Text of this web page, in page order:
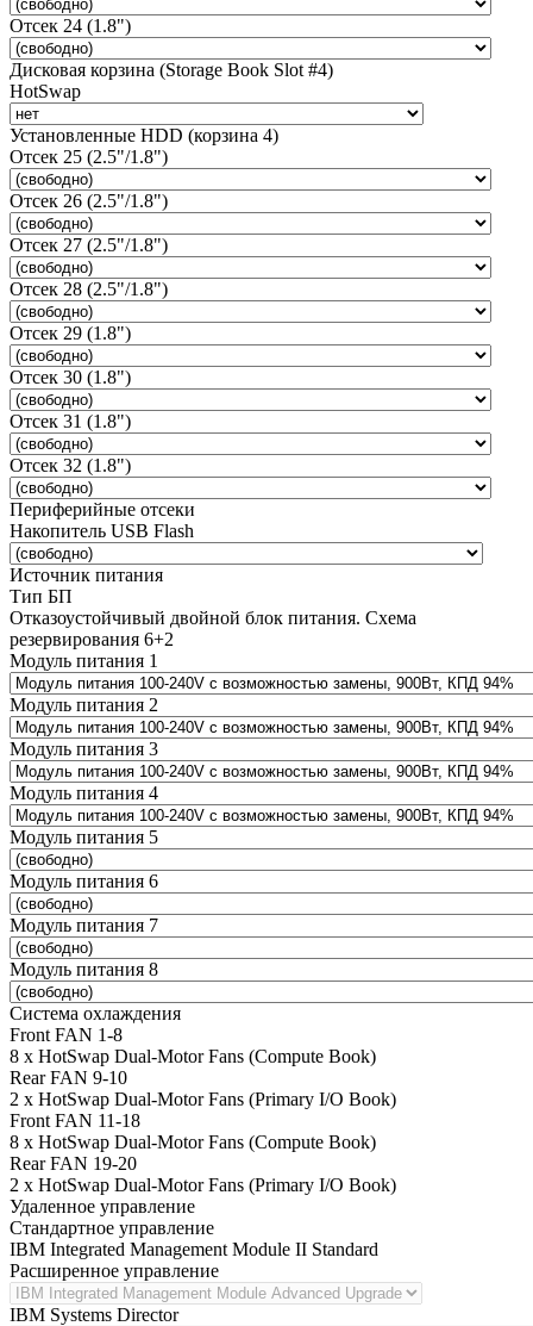
Отсек 24 (1.8")
Дисковая корзина (Storage Book Slot #4)
HotSwap
Установленные HDD (корзина 4)
Отсек 25 (2.5"/1.8")
Отсек 26 (2.5"/1.8")
Отсек 27 (2.5"/1.8")
Отсек 28 (2.5"/1.8")
Отсек 29 (1.8")
Отсек 30 (1.8")
Отсек 31 (1.8")
Отсек 32 (1.8")
Периферийные отсеки
Накопитель USB Flash
Источник питания
Тип БП
Отказоустойчивый двойной блок питания. Схема
резервирования 6+2
Модуль питания 1
Модуль питания 2
Модуль питания 3
Модуль питания 4
Модуль питания 5
Модуль питания 6
Модуль питания 7
Модуль питания 8
Система охлаждения
Front FAN 1-8
8 x HotSwap Dual-Motor Fans (Compute Book)
Rear FAN 9-10
2 x HotSwap Dual-Motor Fans (Primary I/O Book)
Front FAN 11-18
8 x HotSwap Dual-Motor Fans (Compute Book)
Rear FAN 19-20
2 x HotSwap Dual-Motor Fans (Primary I/O Book)
Удаленное управление
Стандартное управление
IBM Integrated Management Module II Standard
Расширенное управление
IBM Systems Director